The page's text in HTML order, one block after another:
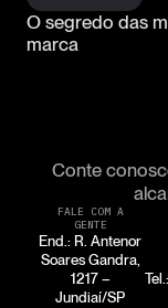
O segredo das
marca
Conte
FALE COM A
GENTE
End.: R. Antenor
Soares Gandra,
1217 –
Jundiaí/SP